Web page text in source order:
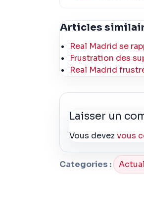
Articles
Real Madrid se
Frustration des
Real Madrid
Laisser un
Vous devezvous
Categories :